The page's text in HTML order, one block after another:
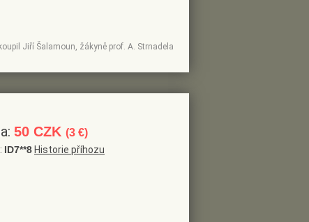
Jiří Šalamoun, žákyně prof. A. Strnadela
50 CZK (3 €)
ID7**8 Historie příhozu